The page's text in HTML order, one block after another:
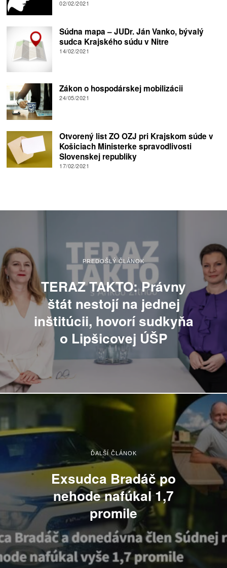
02/02/2021
Súdna mapa – JUDr. Ján Vanko, bývalý
sudca Krajského súdu v Nitre
14/02/2021
Zákon o hospodárskej mobilizácii
24/05/2021
Otvorený list ZO OZJ pri Krajskom súde v
Košiciach Ministerke spravodlivosti
Slovenskej republiky
17/02/2021
PREDOŠLÝ ČLÁNOK
TERAZ TAKTO: Právny
štát nestojí na jednej
inštitúcii, hovorí sudkyňa
o Lipšicovej ÚŠP
ĎALŠÍ ČLÁNOK
Exsudca Bradáč po
nehode nafúkal 1,7
promile